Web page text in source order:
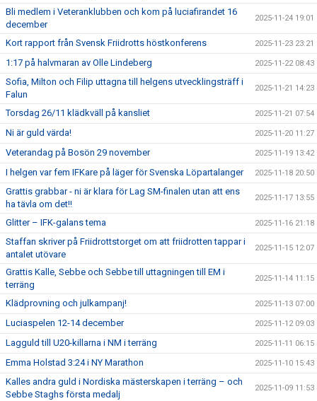
Bli medlem i Veteranklubben och kom på luciafirandet 16
december
2025-11-24 19:01
Kort rapport från Svensk Friidrotts höstkonferens 2025-11-23 23:21
1:17 på halvmaran av Olle Lindeberg 2025-11-22 08:43
Sofia, Milton och Filip uttagna till helgens utvecklingsträff i
Falun
2025-11-21 14:23
Torsdag 26/11 klädkväll på kansliet 2025-11-21 07:54
Ni är guld värda! 2025-11-20 11:27
Veterandag på Bosön 29 november 2025-11-19 13:42
I helgen var fem IFKare på läger för Svenska Löpartalanger 2025-11-18 20:50
Grattis grabbar - ni är klara för Lag SM-finalen utan att ens
ha tävla om det!!
2025-11-17 13:55
Glitter – IFK-galans tema 2025-11-16 21:18
Staffan skriver på Friidrottstorget om att friidrotten tappar i
antalet utövare
2025-11-15 12:07
Grattis Kalle, Sebbe och Sebbe till uttagningen till EM i
terräng
2025-11-14 11:15
Klädprovning och julkampanj! 2025-11-13 07:00
Luciaspelen 12-14 december 2025-11-12 09:03
Lagguld till U20-killarna i NM i terräng 2025-11-11 06:15
Emma Holstad 3:24 i NY Marathon 2025-11-10 15:43
Kalles andra guld i Nordiska mästerskapen i terräng – och
Sebbe Staghs första medalj
2025-11-09 11:53